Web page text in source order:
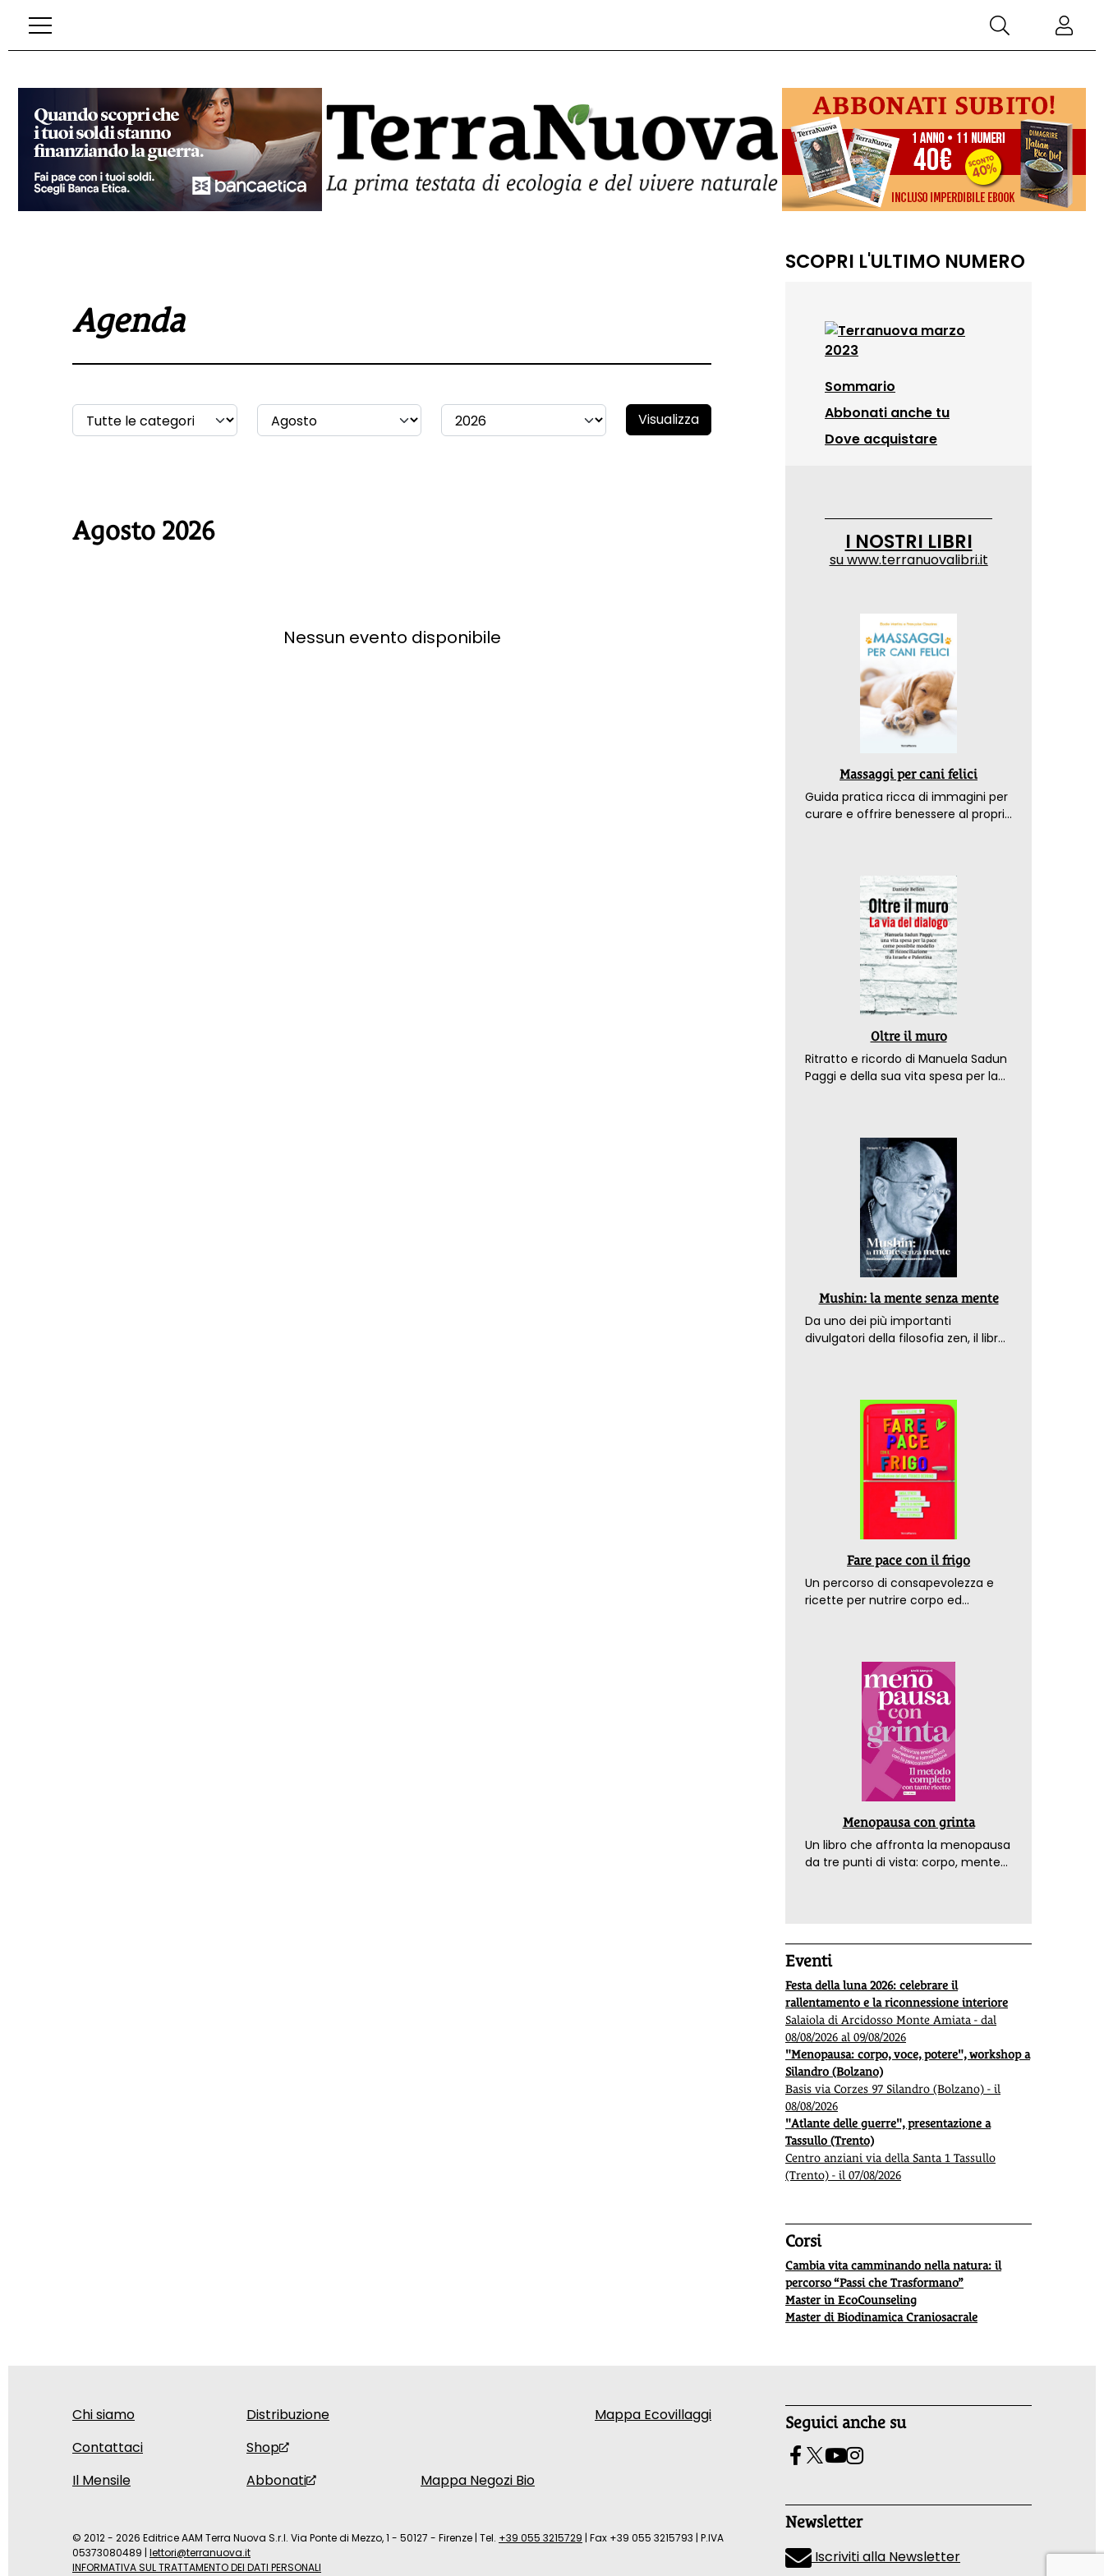
Agenda
Visualizza
Agosto 2026
Nessun evento disponibile
SCOPRI L'ULTIMO NUMERO
Sommario
Abbonati anche tu
Dove acquistare
I NOSTRI LIBRI
suwww.terranuovalibri.it
Massaggi per cani felici
Guida pratica ricca di immagini per
curare e offrire benessere al proprio
Oltre il muro
Ritratto e ricordo di Manuela Sadun
Paggi e della sua vita spesa per la
Mushin: la mente senza mente
Da uno dei più importanti
divulgatori della filosofia zen, il libro
Fare pace con il frigo
Un percorso di consapevolezza e
ricette per nutrire corpo ed
Menopausa con grinta
Un libro che affronta la menopausa
da tre punti di vista: corpo, mente
Eventi
Festa della luna 2026: celebrare il
rallentamento e la riconnessione interiore
Salaiola di Arcidosso Monte Amiata - dal
08/08/2026 al 09/08/2026
"Menopausa: corpo, voce, potere", workshop a
Silandro (Bolzano)
Basis via Corzes 97 Silandro (Bolzano) - il
08/08/2026
"Atlante delle guerre", presentazione a
Tassullo (Trento)
Centro anziani via della Santa 1 Tassullo
(Trento) - il 07/08/2026
Corsi
Cambia vita camminando nella natura: il
percorso “Passi che Trasformano”
Master in EcoCounseling
Master di Biodinamica Craniosacrale
Chi siamo
Contattaci
Il Mensile
Distribuzione
Shop
Abbonati
Mappa Negozi Bio
Mappa Ecovillaggi Seguici anche su
Newsletter
Iscriviti alla Newsletter
© 2012 - 2026 Editrice AAM Terra Nuova S.r.l. Via Ponte di Mezzo, 1 - 50127 - Firenze | Tel. +39 055 3215729 | Fax +39 055 3215793 | P.IVA
05373080489 | lettori@terranuova.it
INFORMATIVA SUL TRATTAMENTO DEI DATI PERSONALI